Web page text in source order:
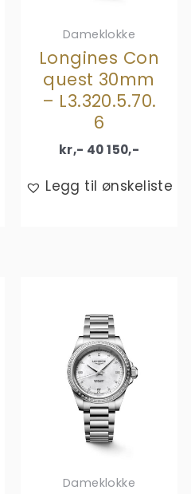
Dameklokke
Longines Con
quest 30mm
– L3.320.5.70.
6
kr,- 40 150,-
Legg til ønskeliste
Dameklokke